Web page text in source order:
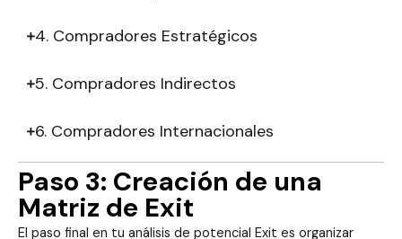
4. Compradores Estratégicos
5. Compradores Indirectos
6. Compradores Internacionales
Paso 3: Creación de una
Matriz de Exit
El paso final en tu análisis de potencial Exit es organizar